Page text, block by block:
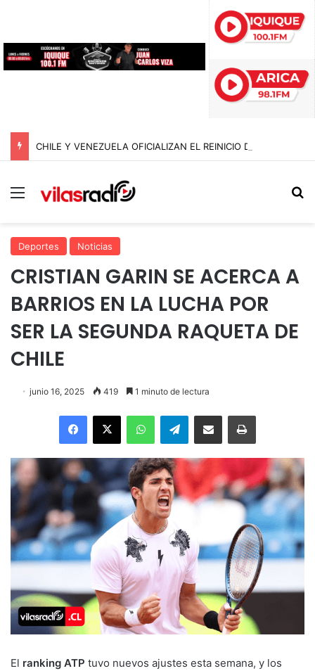
Menú
Deportes Noticias
CRISTIAN GARIN SE ACERCA A
BARRIOS EN LA LUCHA POR
SER LA SEGUNDA RAQUETA DE
CHILE
junio 16, 2025 419 1 minuto de lectura
Facebook
X WhatsAppTelegramEnviar vía email Imprimir
El ranking ATP tuvo nuevos ajustes esta semana, y los